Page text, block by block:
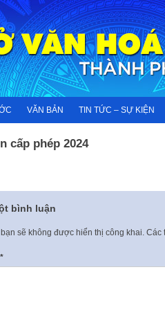
VĂN BẢN TIN TỨC – SỰ KIỆN
cấp phép 2024
bình luận
sẽ không được hiển thị công khai. Các
*